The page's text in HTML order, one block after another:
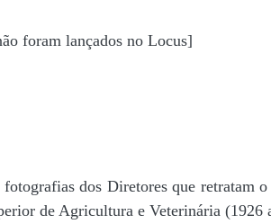
foram lançados no Locus]
dos Diretores que retratam
de Agricultura e Veterinária (1926